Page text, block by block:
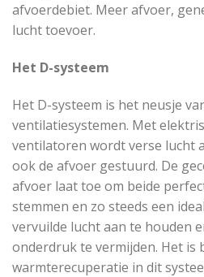
afvoerdebiet. Meer afvoer,
lucht toevoer.
Het D-systeem
Het D-systeem is het neusje
ventilatiesystemen. Met
ventilatoren wordt verse lucht
ook de afvoer gestuurd. De
afvoer laat toe om beide
stemmen en zo steeds een
vervuilde lucht aan te houden
onderdruk te vermijden. Het is
warmterecuperatie in dit